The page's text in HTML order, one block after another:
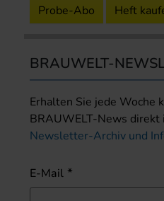
Probe-Abo Heft
BRAUWELT-
Erhalten Sie jede Woche
BRAUWELT-News direkt
Newsletter-Archiv und
E-Mail